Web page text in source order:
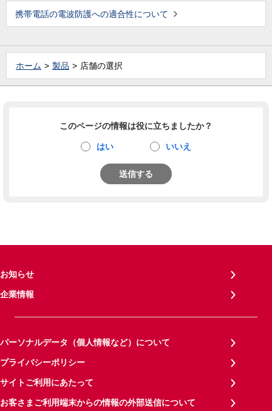
携帯電話の電波防護への適合性について
ホーム 製品 店舗の選択
このページの情報は役に立ちましたか？
はい いいえ
送信する
お知らせ
企業情報
パーソナルデータ（個人情報など）について
プライバシーポリシー
サイトご利用にあたって
お客さまご利用端末からの情報の外部送信について